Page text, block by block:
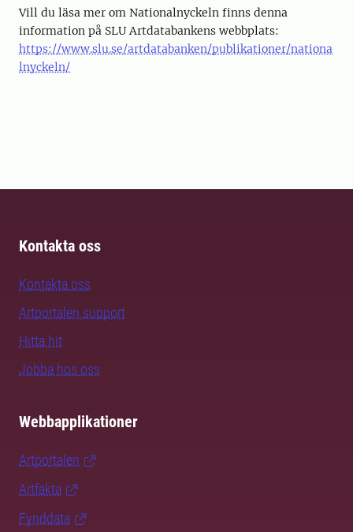
Vill du läsa mer om Nationalnyckeln finns denna
information på SLU Artdatabankens webbplats:
https://www.slu.se/artdatabanken/publikationer/nationa
lnyckeln/
Kontakta oss
Kontakta oss
Artportalen support
Hitta hit
Jobba hos oss
Webbapplikationer
Artportalen
Artfakta
Fynddata